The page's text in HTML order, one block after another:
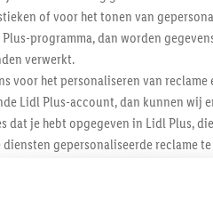
Lidl Nieuwsbrief
of voor het tonen van
programma, dan worden
verwerkt.
voor het personaliseren van
Lidl Plus-account, dan kunnen wij
dat je hebt opgegeven in Lidl Plus,
gepersonaliseerde reclame